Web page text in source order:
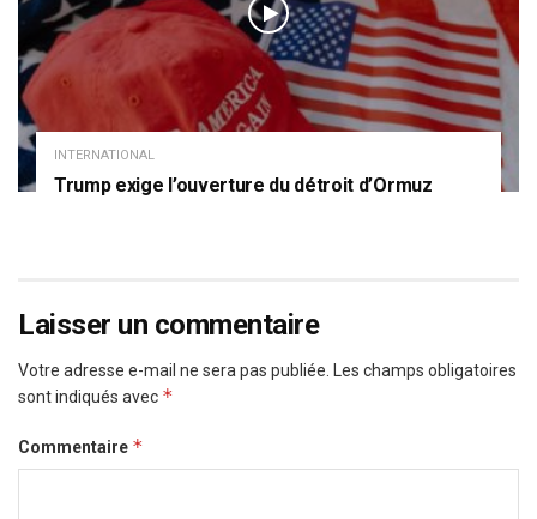
INTERNATIONAL
Trump exige l’ouverture du détroit d’Ormuz
Laisser un commentaire
Votre adresse e-mail ne sera pas publiée.
Les champs obligatoires
sont indiqués avec *
Commentaire *